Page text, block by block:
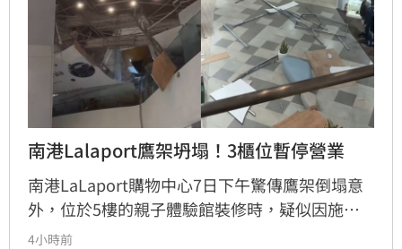
南港Lalaport鷹架坍塌！3櫃位暫停營業
南港LaLaport購物中心7日下午驚傳鷹架倒塌意
外，位於5樓的親子體驗館裝修時，疑似因施工
未固定妥當，導致鷹架與天花板崩落，現場粉塵
4小時前